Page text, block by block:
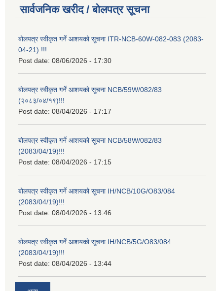
सार्वजनिक खरीद / बोलपत्र सूचना
बोलपत्र स्वीकृत गर्ने आशयको सूचना ITR-NCB-60W-082-083 (2083-
04-21) !!!
Post date: 08/06/2026 - 17:30
बोलपत्र स्वीकृत गर्ने आशयको सूचना NCB/59W/082/83
(२०८३/०४/१९)!!!
Post date: 08/04/2026 - 17:17
बोलपत्र स्वीकृत गर्ने आशयको सूचना NCB/58W/082/83
(2083/04/19)!!!
Post date: 08/04/2026 - 17:15
बोलपत्र स्वीकृत गर्ने आशयको सूचना IH/NCB/10G/O83/084
(2083/04/19)!!!
Post date: 08/04/2026 - 13:46
बोलपत्र स्वीकृत गर्ने आशयको सूचना IH/NCB/5G/O83/084
(2083/04/19)!!!
Post date: 08/04/2026 - 13:44